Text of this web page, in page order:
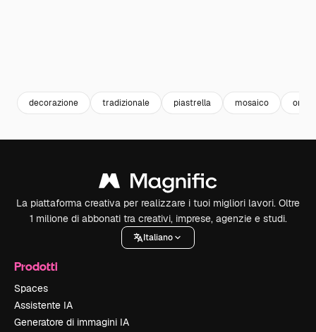
decorazione tradizionale piastrella mosaico
La piattaforma creativa per realizzare i tuoi migliori lavori. Oltre
1 milione di abbonati tra creativi, imprese, agenzie e studi.
Italiano
Prodotti
Spaces
Assistente IA
Generatore di immagini IA